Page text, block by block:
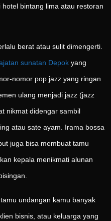
bintang lima atau restoran
berat atau sulit dimengerti.
sunatan Depok yang
nomor pop jazz yang ringan
ulang menjadi jazz (jazz
nikmat didengar sambil
atau sate ayam. Irama bossa
juga bisa membuat tamu
kepala menikmati alunan
undangan kamu banyak
bisnis, atau keluarga yang